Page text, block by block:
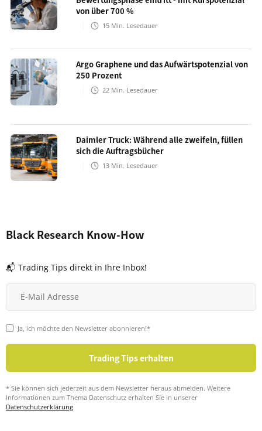
von über 700 %
15 Min. Lesedauer
Argo Graphene und das Aufwärtspotenzial von
250 Prozent
22 Min. Lesedauer
Daimler Truck: Während alle zweifeln, füllen
sich die Auftragsbücher
13 Min. Lesedauer
Black Research Know-How
📬 Trading Tips direkt in Ihre Inbox!
Ja, ich möchte den Newsletter abonnieren!*
* Sie können sich jederzeit aus dem Newsletter heraus abmelden. Weitere
Informationen zum Thema Datenschutz erhalten Sie in unserer
Datenschutzerklärung